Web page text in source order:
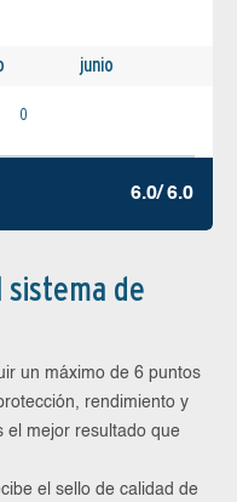
junio
0
6.0/ 6.0
de
un máximo de 6 puntos
rendimiento y
el mejor resultado que
el sello de calidad de